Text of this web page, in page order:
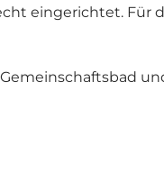
eingerichtet.